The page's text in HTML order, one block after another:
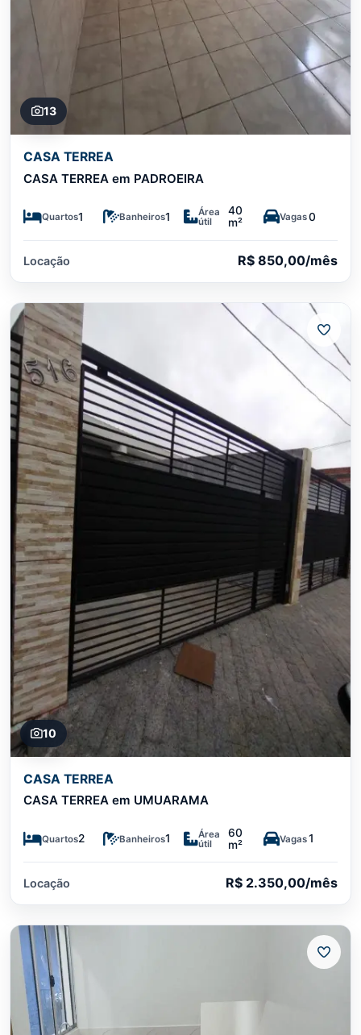
13
CASA TERREA
CASA TERREA em PADROEIRA
Quartos1 Banheiros1
Área
útil
40
m²
Vagas0
Locação R$ 850,00/mês
10
CASA TERREA
CASA TERREA em UMUARAMA
Quartos2 Banheiros1
Área
útil
60
m²
Vagas1
Locação R$ 2.350,00/mês